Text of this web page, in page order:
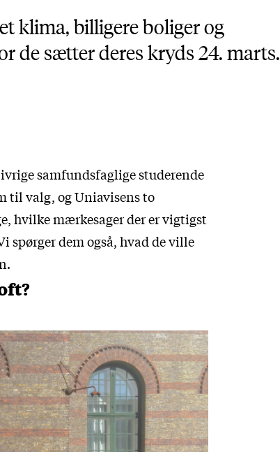
klima, billigere boliger og
de sætter deres kryds 24. marts.
samfundsfaglige studerende
til valg, og Uniavisens to
hvilke mærkesager der er vigtigst
spørger dem også, hvad de ville